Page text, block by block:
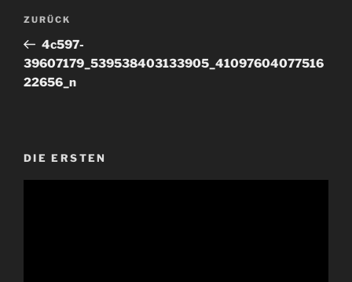
Beitragsnavigation
Vorheriger
Beitrag
ZURÜCK
4c597-
39607179_539538403133905_41097604077516
22656_n
DIE ERSTEN